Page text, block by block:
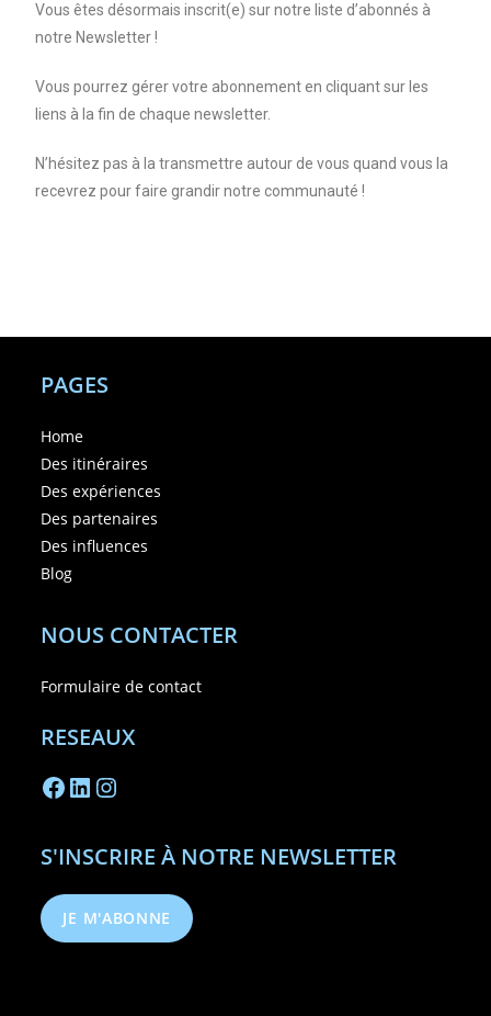
Vous êtes désormais inscrit(e) sur notre liste d’abonnés à
notre Newsletter !
Vous pourrez gérer votre abonnement en cliquant sur les
liens à la fin de chaque newsletter.
N’hésitez pas à la transmettre autour de vous quand vous la
recevrez pour faire grandir notre communauté !
PAGES
Home
Des itinéraires
Des expériences
Des partenaires
Des influences
Blog
NOUS CONTACTER
Formulaire de contact
RESEAUX
S'INSCRIRE À NOTRE NEWSLETTER
JE M'ABONNE